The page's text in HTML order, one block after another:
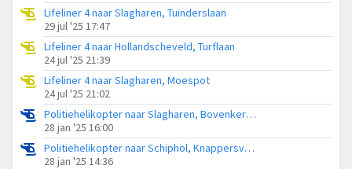
Lifeliner 4 naar Slagharen, Tuinderslaan
29 jul '25 17:47
Lifeliner 4 naar Hollandscheveld, Turflaan
24 jul '25 21:39
Lifeliner 4 naar Slagharen, Moespot
24 jul '25 21:02
Politiehelikopter naar Slagharen, Bovenkerkerweg
28 jan '25 16:00
Politiehelikopter naar Schiphol, Knappersveldweg
28 jan '25 14:36